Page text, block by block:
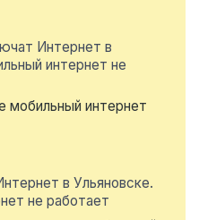
Интернет в
интернет не
мобильный интернет
в Ульяновске.
не работает